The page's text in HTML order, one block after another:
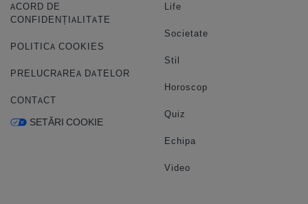
ACORD DE
CONFIDENȚIALITATE
POLITICA COOKIES
PRELUCRAREA DATELOR
CONTACT
SETĂRI COOKIE
Life
Societate
Stil
Horoscop
Quiz
Echipa
Video